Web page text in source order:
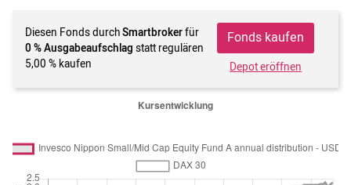
Diesen Fonds durchSmartbrokerfür
0 % Ausgabeaufschlag statt regulären
5,00 % kaufen
Fonds kaufen
Depot eröffnen